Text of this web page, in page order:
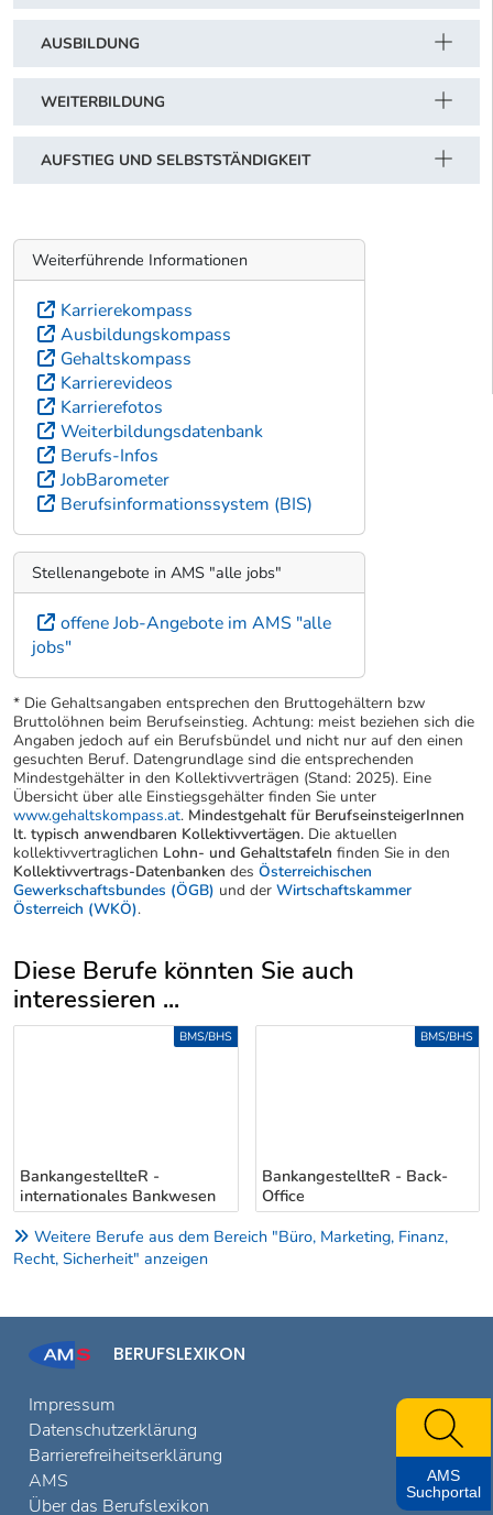
AUSBILDUNG
WEITERBILDUNG
AUFSTIEG UND SELBSTSTÄNDIGKEIT
Weiterführende Informationen
Karrierekompass
Ausbildungskompass
Gehaltskompass
Karrierevideos
Karrierefotos
Weiterbildungsdatenbank
Berufs-Infos
JobBarometer
Berufsinformationssystem (BIS)
Stellenangebote in AMS "alle jobs"
offene Job-Angebote im AMS "alle
jobs"
* Die Gehaltsangaben entsprechen den Bruttogehältern bzw
Bruttolöhnen beim Berufseinstieg. Achtung: meist beziehen sich die
Angaben jedoch auf ein Berufsbündel und nicht nur auf den einen
gesuchten Beruf. Datengrundlage sind die entsprechenden
Mindestgehälter in den Kollektivverträgen (Stand: 2025). Eine
Übersicht über alle Einstiegsgehälter finden Sie unter
www.gehaltskompass.at. Mindestgehalt für BerufseinsteigerInnen
lt. typisch anwendbaren Kollektivvertägen. Die aktuellen
kollektivvertraglichen Lohn- und Gehaltstafeln finden Sie in den
Kollektivvertrags-Datenbanken des Österreichischen
Gewerkschaftsbundes (ÖGB) und der Wirtschaftskammer
Österreich (WKÖ).
Diese Berufe könnten Sie auch
interessieren ...
Uber weitere Berufsvorschläge
BankangestellteR -
internationales Bankwesen
BMS/BHS
BankangestellteR - Back-
Office
BMS/BHS
Weitere Berufe aus dem Bereich "Büro, Marketing, Finanz,
Recht, Sicherheit" anzeigen
BERUFSLEXIKON
Impressum
Datenschutzerklärung
Barrierefreiheitserklärung
AMS
Über das Berufslexikon
AMS
Suchportal